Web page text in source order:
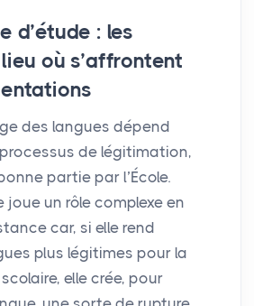
d’étude : les
lieu où s’affrontent
des langues dépend
de légitimation,
partie par l’École.
joue un rôle complexe en
car, si elle rend
plus légitimes pour la
elle crée, pour